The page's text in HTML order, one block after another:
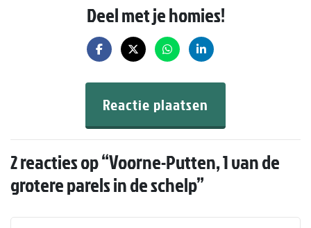
Deel met je homies!
Reactie plaatsen
2 reacties op “Voorne-Putten, 1 van de
grotere parels in de schelp”